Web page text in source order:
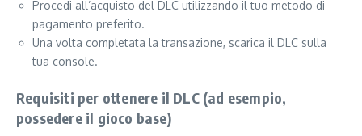
Procedi all’acquisto del DLC utilizzando il tuo metodo di
pagamento preferito.
Una volta completata la transazione, scarica il DLC sulla
tua console.
Requisiti per ottenere il DLC (ad esempio,
possedere il gioco base)